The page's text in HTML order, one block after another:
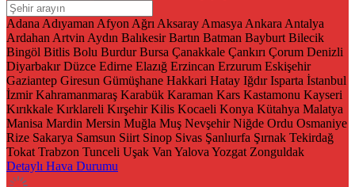
Adana Adıyaman Afyon Ağrı Aksaray Amasya Ankara Antalya
Ardahan Artvin Aydın Balıkesir Bartın Batman Bayburt Bilecik
Bingöl Bitlis Bolu Burdur Bursa Çanakkale Çankırı Çorum Denizli
Diyarbakır Düzce Edirne Elazığ Erzincan Erzurum Eskişehir
Gaziantep Giresun Gümüşhane Hakkari Hatay Iğdır Isparta İstanbul
İzmir Kahramanmaraş Karabük Karaman Kars Kastamonu Kayseri
Kırıkkale Kırklareli Kırşehir Kilis Kocaeli Konya Kütahya Malatya
Manisa Mardin Mersin Muğla Muş Nevşehir Niğde Ordu Osmaniye
Rize Sakarya Samsun Siirt Sinop Sivas Şanlıurfa Şırnak Tekirdağ
Tokat Trabzon Tunceli Uşak Van Yalova Yozgat Zonguldak
Detaylı Hava Durumu